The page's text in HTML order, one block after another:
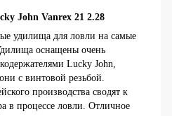
John Vanrex 21 2.28
удилища для ловли на самые
оснащены очень
Lucky John,
с винтовой резьбой.
производства сводят к
в процессе ловли. Отличное